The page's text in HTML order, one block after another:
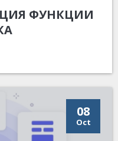
ФУНКЦИИ
08
Oct